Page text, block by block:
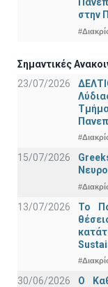
στην
Σημαντικές
23/07/2026
15/07/2026
13/07/2026
Το
30/06/2026 Ο